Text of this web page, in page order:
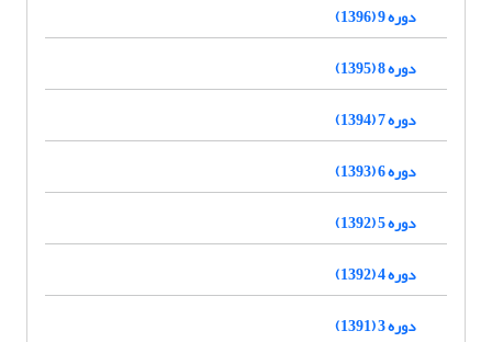
دوره 9 (1396)
دوره 8 (1395)
دوره 7 (1394)
دوره 6 (1393)
دوره 5 (1392)
دوره 4 (1392)
دوره 3 (1391)